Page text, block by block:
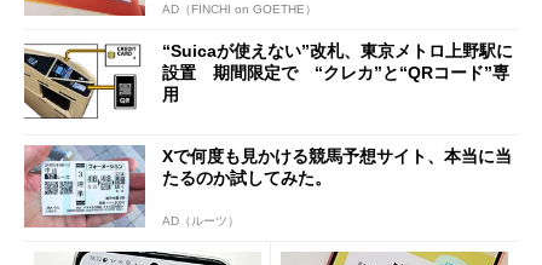
AD（FINCHI on GOETHE）
“Suicaが使えない”改札、東京メトロ上野駅に
設置 期間限定で “クレカ”と“QRコード”専
用
Xで何度も見かける競馬予想サイト、本当に当
たるのか試してみた。
AD（ルーツ）